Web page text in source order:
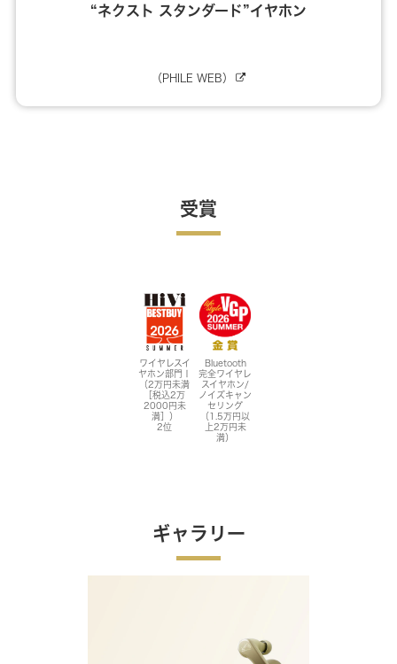
“ネクスト スタンダード”イヤホン
（PHILE WEB）
受賞
ワイヤレスイ
ヤホン部門Ⅰ
（2万円未満
［税込2万
2000円未
満］）
2位
Bluetooth
完全ワイヤレ
スイヤホン/
ノイズキャン
セリング
（1.5万円以
上2万円未
満）
ギャラリー